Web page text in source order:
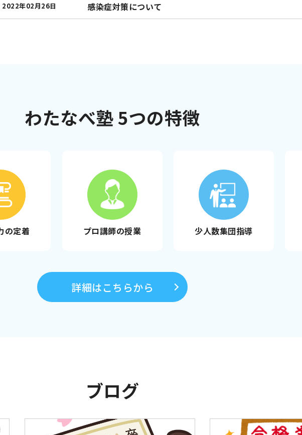
2022年02月26日 感染症対策について
わたなべ塾5つの特徴
の定着 プロ講師の授業 少人数集団指導
詳細はこちらから
ブログ